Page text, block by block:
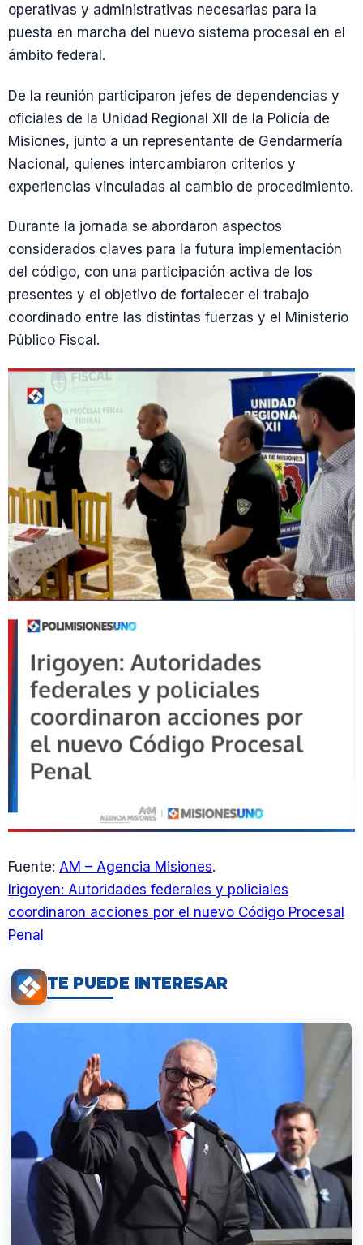
operativas y administrativas necesarias para la
puesta en marcha del nuevo sistema procesal en el
ámbito federal.
De la reunión participaron jefes de dependencias y
oficiales de la Unidad Regional XII de la Policía de
Misiones, junto a un representante de Gendarmería
Nacional, quienes intercambiaron criterios y
experiencias vinculadas al cambio de procedimiento.
Durante la jornada se abordaron aspectos
considerados claves para la futura implementación
del código, con una participación activa de los
presentes y el objetivo de fortalecer el trabajo
coordinado entre las distintas fuerzas y el Ministerio
Público Fiscal.
Fuente: AM – Agencia Misiones.
Irigoyen: Autoridades federales y policiales
coordinaron acciones por el nuevo Código Procesal
Penal
TE PUEDE INTERESAR